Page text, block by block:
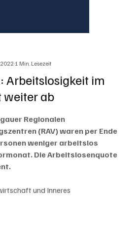
Arbeitslosigkeit im
weiter ab
20221 Min. Lesezeit
bewertet.
Regionalen
(RAV) waren per Ende
weniger arbeitslos
Die Arbeitslosenquote
und Inneres